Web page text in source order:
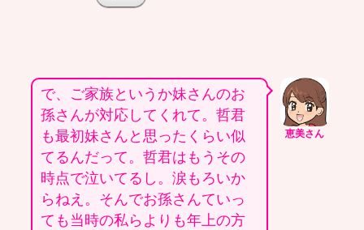
恵美さん
で、ご家族というか妹さんのお
孫さんが対応してくれて。哲君
も最初妹さんと思ったくらい似
てるんだって。哲君はもうその
時点で泣いてるし。涙もろいか
らねえ。そんでお孫さんていっ
ても当時の私らよりも年上の方